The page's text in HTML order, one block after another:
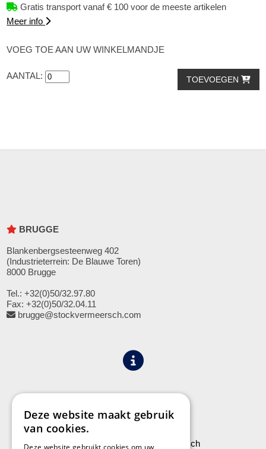
Gratis transport vanaf € 100 voor de meeste artikelen
Meer info
VOEG TOE AAN UW WINKELMANDJE
AANTAL: TOEVOEGEN
BRUGGE
Blankenbergsesteenweg 402
(Industrieterrein: De Blauwe Toren)
8000 Brugge
Tel.: +32(0)50/32.97.80
Fax: +32(0)50/32.04.11
brugge@stockvermeersch.com
Leveringen aan Stock Vermeersch
Deze website maakt gebruik
van cookies.
Deze website gebruikt cookies om uw